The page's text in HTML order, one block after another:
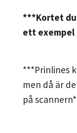
***Kortet du
ett
***Prinlines
men då är
på